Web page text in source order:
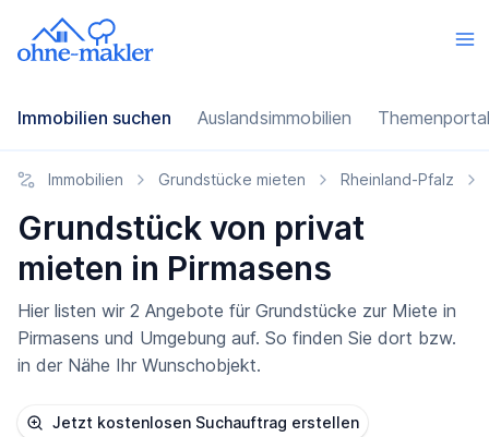
Immobilien suchen Auslandsimmobilien
Immobilien Grundstücke mieten Rheinland-Pfalz
Grundstück von privat
mieten in Pirmasens
Hier listen wir 2 Angebote für Grundstücke zur Miete in
Pirmasens und Umgebung auf. So finden Sie dort bzw.
in der Nähe Ihr Wunschobjekt.
Jetzt kostenlosen Suchauftrag erstellen